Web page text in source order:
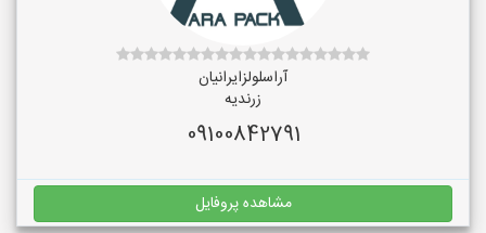
آراسلولزایرانیان
زرندیه
09100842791
مشاهده پروفایل